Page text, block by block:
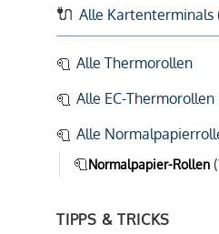
Alle Kartenterminals
Alle Thermorollen
Alle EC-Thermorollen
Alle
Normalpapier-Rollen
TIPPS & TRICKS